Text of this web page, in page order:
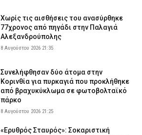
Χωρίς τις αισθήσεις του ανασύρθηκε
77χρονος από πηγάδι στην Παλαγιά
Αλεξανδρούπολης
8 Αυγούστου 2026 21:35
Συνελήφθησαν δύο άτομα στην
Κορινθία για πυρκαγιά που προκλήθηκε
από βραχυκύκλωμα σε φωτοβολταϊκό
πάρκο
8 Αυγούστου 2026 21:25
«Ερυθρός Σταυρός»: Σοκαριστική